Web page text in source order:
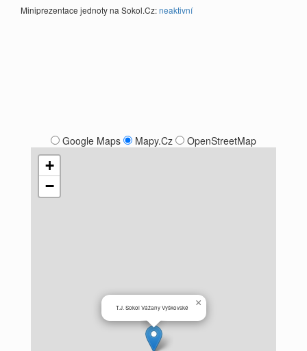
Miniprezentace jednoty na Sokol.Cz:neaktivní
Google Maps Mapy.Cz OpenStreetMap
T.J. Sokol Vážany Vyškovské ×
+
−